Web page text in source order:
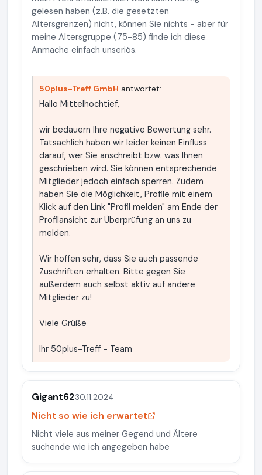
gelesen haben (z.B. die gesetzten
Altersgrenzen) nicht, können Sie nichts - aber für
meine Altersgruppe (75-85) finde ich diese
Anmache einfach unseriös.
50plus-Treff GmbH antwortet:
Hallo Mittelhochtief,
wir bedauern Ihre negative Bewertung sehr.
Tatsächlich haben wir leider keinen Einfluss
darauf, wer Sie anschreibt bzw. was Ihnen
geschrieben wird. Sie können entsprechende
Mitglieder jedoch einfach sperren. Zudem
haben Sie die Möglichkeit, Profile mit einem
Klick auf den Link "Profil melden" am Ende der
Profilansicht zur Überprüfung an uns zu
melden.
Wir hoffen sehr, dass Sie auch passende
Zuschriften erhalten. Bitte gegen Sie
außerdem auch selbst aktiv auf andere
Mitglieder zu!
Viele Grüße
Ihr 50plus-Treff - Team
Gigant6230.11.2024
Nicht so wie ich erwartet
Nicht viele aus meiner Gegend und Ältere
suchende wie ich angegeben habe